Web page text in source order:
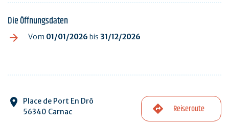
Die Öffnungsdaten
Vom 01/01/2026 bis 31/12/2026
Place de Port En Drô
56340 Carnac
Reiseroute